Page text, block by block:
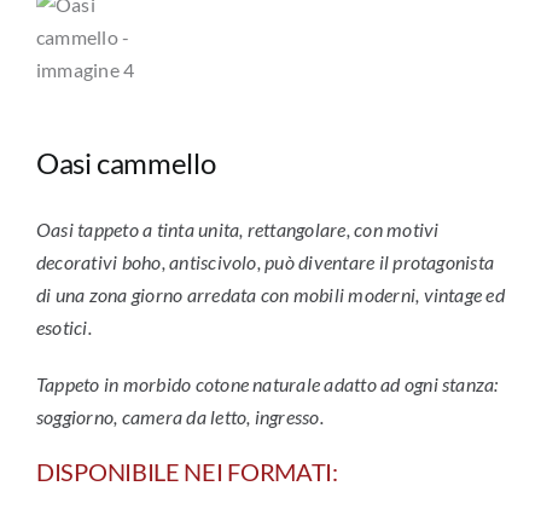
Oasi cammello
Oasi tappeto a tinta unita, rettangolare, con motivi
decorativi boho, antiscivolo, può diventare il protagonista
di una zona giorno arredata con mobili moderni, vintage ed
esotici.
Tappeto in morbido cotone naturale adatto ad ogni stanza:
soggiorno, camera da letto, ingresso.
DISPONIBILE NEI FORMATI: